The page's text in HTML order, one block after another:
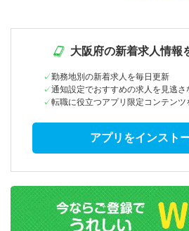
大阪府の新着求人情報
勤務地別の新着求人を毎日更新
通知設定でおすすめの求人を見逃さ
転職に役立つアプリ限定コンテンツ
アプリをインスト